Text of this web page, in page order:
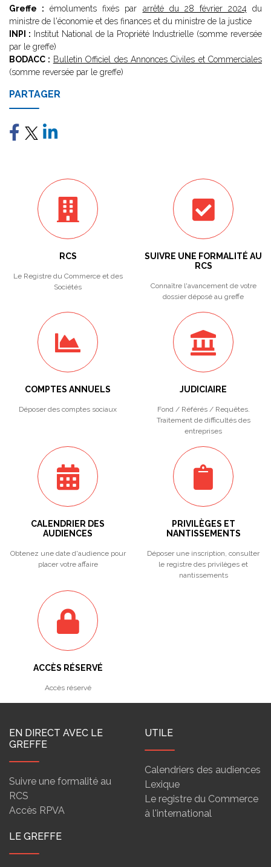
Greffe : émoluments fixés par arrêté du 28 février 2024 du
ministre de l'économie et des finances et du ministre de la justice
INPI : Institut National de la Propriété Industrielle (somme reversée
par le greffe)
BODACC : Bulletin Officiel des Annonces Civiles et Commerciales
(somme reversée par le greffe)
PARTAGER
RCS
Le Registre du Commerce et des
Sociétés
SUIVRE UNE FORMALITÉ AU
RCS
Connaître l'avancement de votre
dossier déposé au greffe
COMPTES ANNUELS
Déposer des comptes sociaux
JUDICIAIRE
Fond / Référés / Requêtes.
Traitement de difficultés des
entreprises
CALENDRIER DES
AUDIENCES
Obtenez une date d'audience pour
placer votre affaire
PRIVILÈGES ET
NANTISSEMENTS
Déposer une inscription, consulter
le registre des privilèges et
nantissements
ACCÈS RÉSERVÉ
Accès réservé
EN DIRECT AVEC LE
GREFFE
Suivre une formalité au
RCS
Accès RPVA
UTILE
Calendriers des audiences
Lexique
Le registre du Commerce
à l'international
LE GREFFE